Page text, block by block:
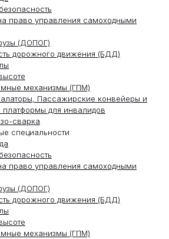
право управления самоходными
(ДОПОГ)
дорожного движения (БДД)
механизмы (ГПМ)
Пассажирские конвейеры и
для инвалидов
сварка
право управления самоходными
(ДОПОГ)
дорожного движения (БДД)
механизмы (ГПМ)